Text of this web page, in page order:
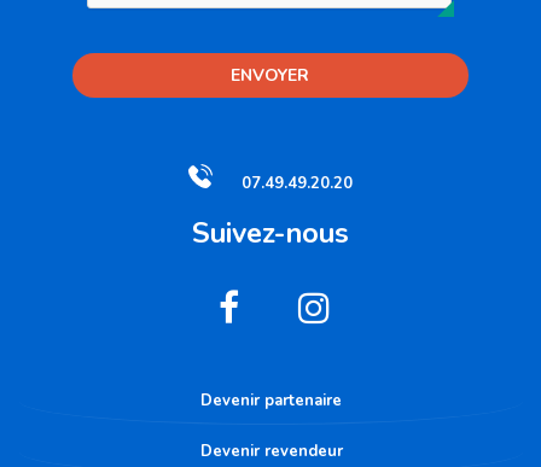
07.49.49.20.20
Suivez-nous
Devenir partenaire
Devenir revendeur
ENVOYER